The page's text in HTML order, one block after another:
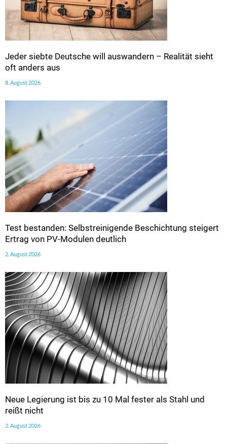
Jeder siebte Deutsche will auswandern – Realität sieht
oft anders aus
8. August 2026
Test bestanden: Selbstreinigende Beschichtung steigert
Ertrag von PV-Modulen deutlich
2. August 2026
Neue Legierung ist bis zu 10 Mal fester als Stahl und
reißt nicht
2. August 2026